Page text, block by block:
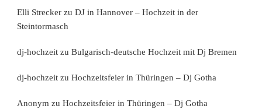
Elli Strecker zu DJ in Hannover – Hochzeit in der
Steintormasch
dj-hochzeit zu Bulgarisch-deutsche Hochzeit mit Dj Bremen
dj-hochzeit zu Hochzeitsfeier in Thüringen – Dj Gotha
Anonym zu Hochzeitsfeier in Thüringen – Dj Gotha